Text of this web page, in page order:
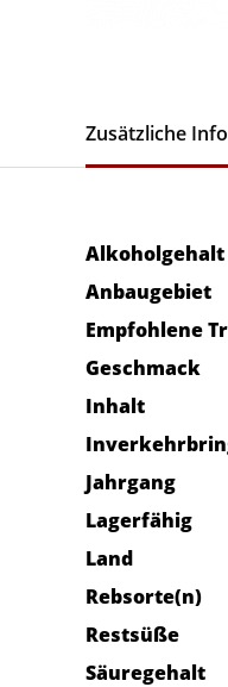
Zusätzliche
Alkoholgehalt
Anbaugebiet
Empfohlene
Geschmack
Inhalt
Jahrgang
Lagerfähig
Land
Rebsorte(n)
Restsüße
Säuregehalt